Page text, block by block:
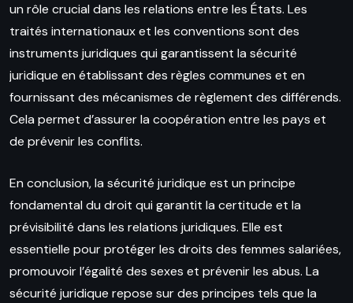
un rôle crucial dans les relations entre les États. Les
traités internationaux et les conventions sont des
instruments juridiques qui garantissent la sécurité
juridique en établissant des règles communes et en
fournissant des mécanismes de règlement des différends.
Cela permet d’assurer la coopération entre les pays et
de prévenir les conflits.
En conclusion, la sécurité juridique est un principe
fondamental du droit qui garantit la certitude et la
prévisibilité dans les relations juridiques. Elle est
essentielle pour protéger les droits des femmes salariées,
promouvoir l’égalité des sexes et prévenir les abus. La
sécurité juridique repose sur des principes tels que la